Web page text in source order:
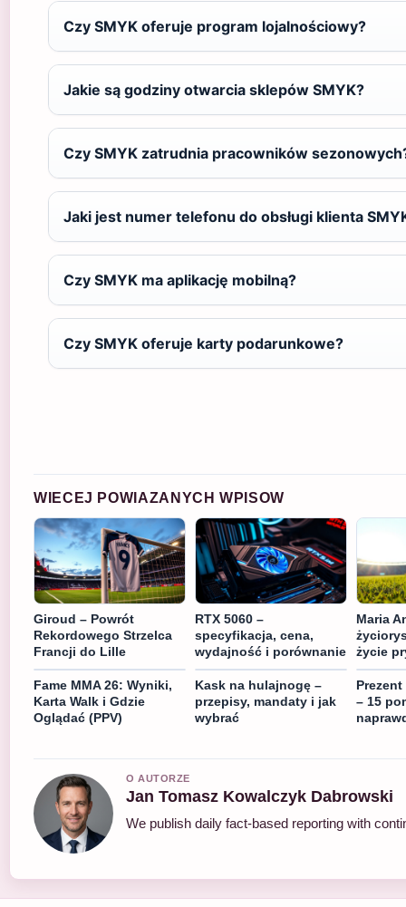
Czy SMYK oferuje program lojalnościowy?
Jakie są godziny otwarcia sklepów SMYK?
Czy SMYK zatrudnia pracowników
Jaki jest numer telefonu do obsługi klienta
Czy SMYK ma aplikację mobilną?
Czy SMYK oferuje karty podarunkowe?
WIECEJ POWIAZANYCH WPISOW
Giroud – Powrót
Rekordowego Strzelca
Francji do Lille
RTX 5060 –
specyfikacja, cena,
wydajność i porównanie
Maria
życie
Fame MMA 26: Wyniki,
Karta Walk i Gdzie
Oglądać (PPV)
Kask na hulajnogę –
przepisy, mandaty i jak
wybrać
– 15
O AUTORZE
Jan Tomasz Kowalczyk Dabrowski
We publish daily fact-based reporting with